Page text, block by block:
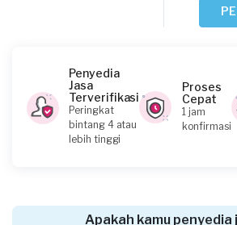
Ivan632 requested Service AC
Sekitar 5 jam yang lalu
Jakarta Barat, Jakarta
Penyedia
Jasa
Terverifikasi
Peringkat
bintang 4 atau
lebih tinggi
Proses
Cepat
1 jam
konfirmasi
Apakah kamu penyedia